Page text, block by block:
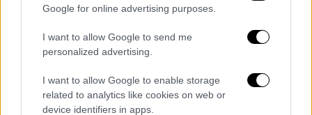
Google for online advertising purposes.
I want to allow Google to send me
personalized advertising.
I want to allow Google to enable storage
related to analytics like cookies on web or
device identifiers in apps.
παιδιά του και εξομολογήθηκε πως
έχει μπει στην εφηβεία. «Έχω μια κόρη στην
εφηβεία και τρέμω στην ιδέα να της συμβεί
κάτι. Ο μπαμπάς είναι πιο τρελός από τον
σύζυγο ή τον εραστή σε αυτά τα θέματα.